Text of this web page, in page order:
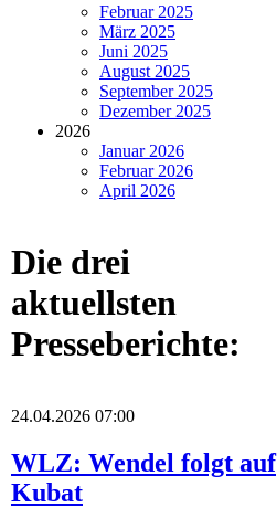
Februar 2025
März 2025
Juni 2025
August 2025
September 2025
Dezember 2025
2026
Januar 2026
Februar 2026
April 2026
Die drei
aktuellsten
Presseberichte:
24.04.2026 07:00
WLZ: Wendel folgt auf
Kubat